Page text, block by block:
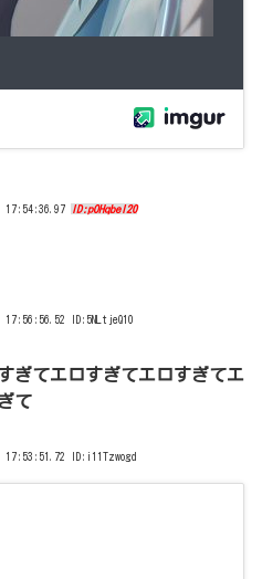
17:54:36.97 ID:pOHqbeI20
ID:5NLtjeQ10
ぎてエロすぎてエロすぎてエ
て
ID:i11Tzwogd